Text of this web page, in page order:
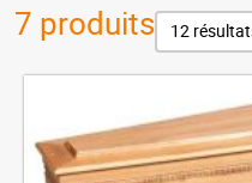
7 produits